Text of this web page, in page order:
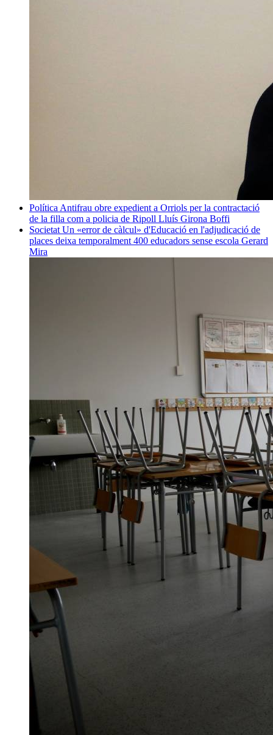
Política Antifrau obre expedient a Orriols per la contractació
de la filla com a policia de Ripoll Lluís Girona Boffi
Societat Un «error de càlcul» d'Educació en l'adjudicació de
places deixa temporalment 400 educadors sense escola Gerard
Mira